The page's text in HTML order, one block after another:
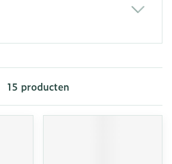
15 producten